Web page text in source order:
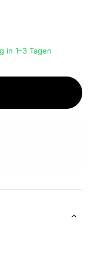
in 1–3 Tagen